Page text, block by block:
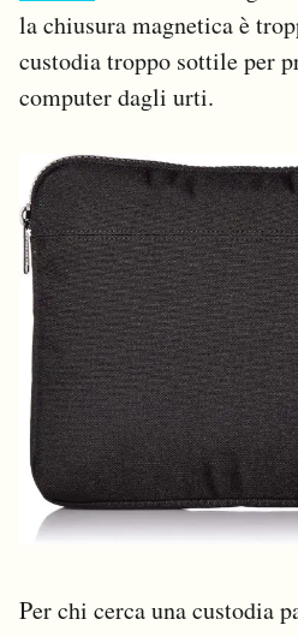
la chiusura magnetica è
custodia troppo sottile per
computer dagli urti.
Per chi cerca una custodia